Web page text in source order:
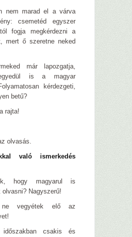
nem marad el a várva
csemetéd egyszer
fogja megkérdezni a
mert ő szeretne neked
már lapozgatja,
is a magyar
kérdezgeti,
betű?
rajta!
olvasás.
való ismerkedés
hogy magyarul is
olvasni? Nagyszerű!
vegyétek elő az
csakis és